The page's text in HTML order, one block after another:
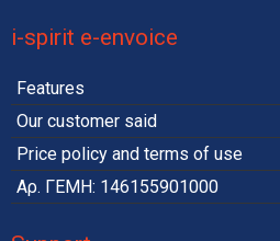
i-spirit e-envoice
Features
Our customer said
Price policy and terms of use
Αρ. ΓΕΜΗ: 146155901000